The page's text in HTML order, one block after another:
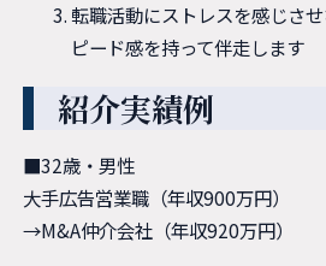
転職活動にストレスを感じさ
ピード感を持って伴走します
紹介実績例
■32歳・男性
大手広告営業職（年収900万円）
→M&A仲介会社（年収920万円）